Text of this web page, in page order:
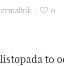
0
to